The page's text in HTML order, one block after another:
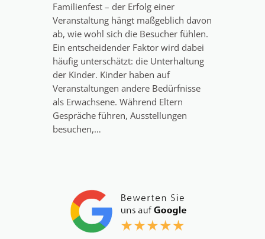
Familienfest – der Erfolg einer
Veranstaltung hängt maßgeblich davon
ab, wie wohl sich die Besucher fühlen.
Ein entscheidender Faktor wird dabei
häufig unterschätzt: die Unterhaltung
der Kinder. Kinder haben auf
Veranstaltungen andere Bedürfnisse
als Erwachsene. Während Eltern
Gespräche führen, Ausstellungen
besuchen,…